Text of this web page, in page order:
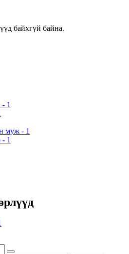
байхгүй байна.
- 1
муж - 1
- 1